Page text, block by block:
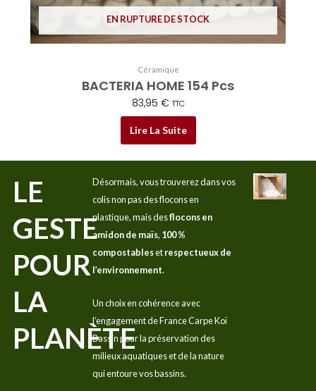
EN RUPTURE DE STOCK
Céramique
BACTERIA HOME 154 Pcs
83,95 € TTC
Lire La Suite
LE
GESTE
POUR
LA
PLANÈTE
Désormais, vous trouverez dans vos
colis non pas des flocons en
plastique, mais desflocons en
amidon de maïs, 100 %
compostablesetrespectueux de
l’environnement.
Un choix en cohérence avec
l’engagement de France Carpe Koï
Bassin pour la préservation des
milieux aquatiques et de la nature
qui entoure vos bassins.